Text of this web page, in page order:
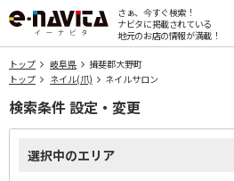
さぁ、今すぐ検索！
ナビタに掲載されている
地元のお店の情報が満載！
トップ 岐阜県
揖斐郡大野町
トップ
ネイル(爪) ネイルサロン
検索条件 設定・変更
選択中のエリア